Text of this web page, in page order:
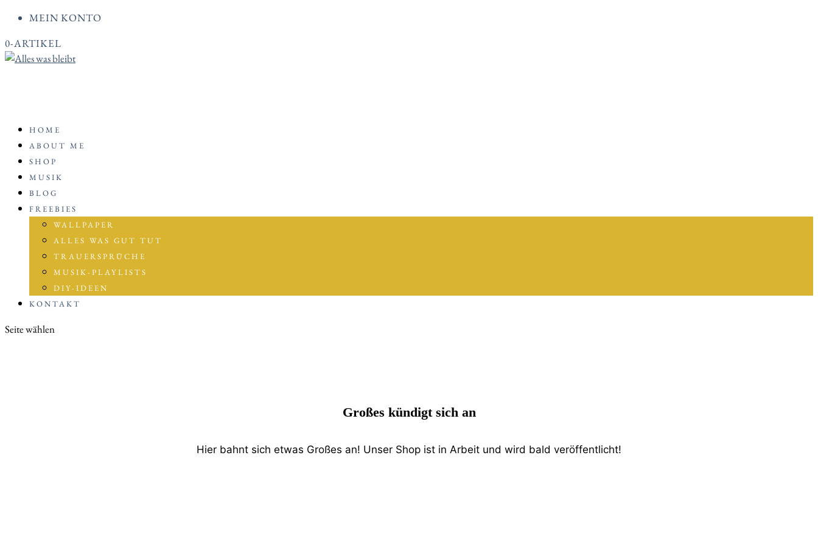
MEIN KONTO
0-ARTIKEL
HOME
ABOUT ME
SHOP
MUSIK
BLOG
FREEBIES
WALLPAPER
ALLES WAS GUT TUT
TRAUERSPRÜCHE
MUSIK-PLAYLISTS
DIY-IDEEN
KONTAKT
Seite wählen
Großes kündigt sich an
Hier bahnt sich etwas Großes an! Unser Shop ist in Arbeit und wird bald veröffentlicht!